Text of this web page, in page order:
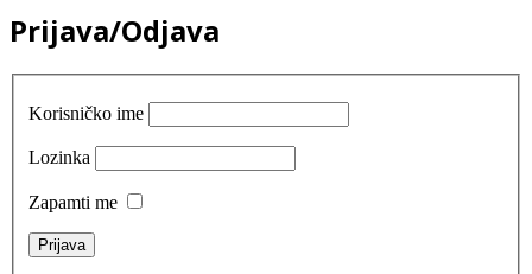
Prijava/Odjava
Korisničko ime
Lozinka
Zapamti me